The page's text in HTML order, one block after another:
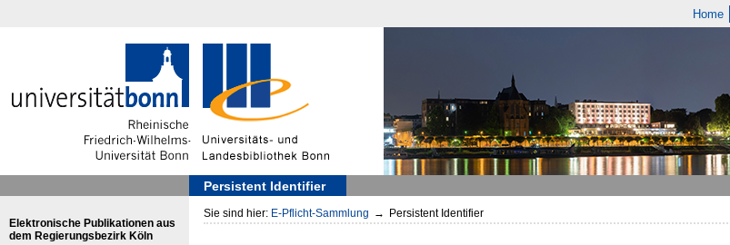
Home
Persistent Identifier
Elektronische Publikationen aus
dem Regierungsbezirk Köln
Sie sind hier: E-Pflicht-Sammlung → Persistent Identifier